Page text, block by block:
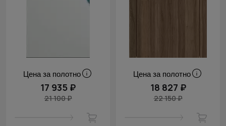
Цена за полотно
17 935 ₽
21 100 ₽
Цена за полотно
18 827 ₽
22 150 ₽